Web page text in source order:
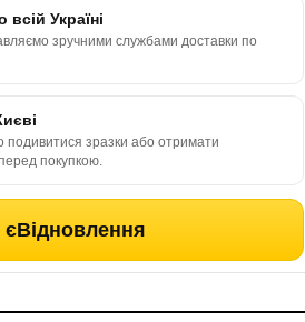
Україні
зручними службами доставки по
зразки або отримати
покупкою.
єВідновлення